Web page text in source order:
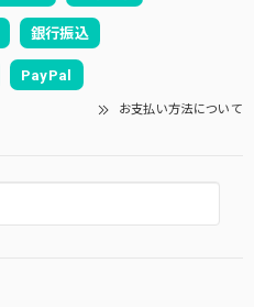
銀行振込
PayPal
お支払い方法について